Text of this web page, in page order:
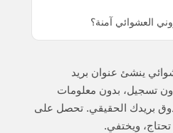
العشوائي آمنة؟
ينشئ عنوان بريد
تسجيل، بدون معلومات
بريدك الحقيقي. تحصل على
ويختفي.